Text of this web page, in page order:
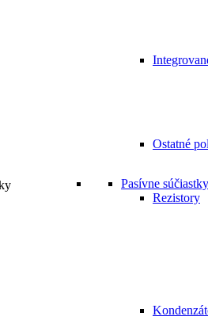
Ostatné
Pasívne súčiastky
Rezistory